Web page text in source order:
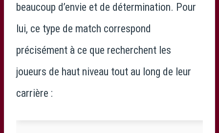
beaucoup d’envie et de détermination. Pour
lui, ce type de match correspond
précisément à ce que recherchent les
joueurs de haut niveau tout au long de leur
carrière :